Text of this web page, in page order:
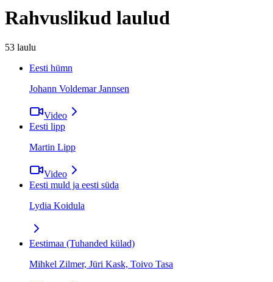
Rahvuslikud laulud
53 laulu
Eesti hümn
Johann Voldemar Jannsen
Video
Eesti lipp
Martin Lipp
Video
Eesti muld ja eesti süda
Lydia Koidula
Eestimaa (Tuhanded külad)
Mihkel Zilmer, Jüri Kask, Toivo Tasa